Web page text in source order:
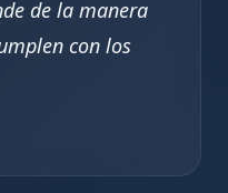
de la manera
con los